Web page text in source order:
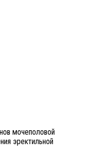
мочеполовой
эректильной